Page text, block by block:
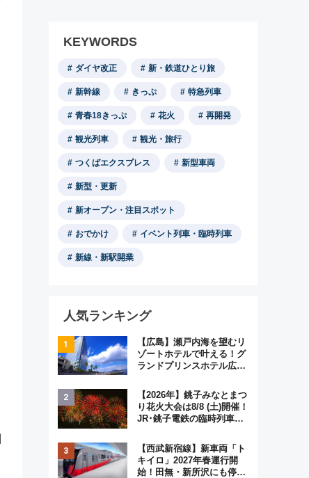
KEYWORDS
ダイヤ改正 新・鉄道ひとり旅
新幹線 きっぷ 特急列車
青春18きっぷ 花火 再開発
観光列車 観光・旅行
つくばエクスプレス 新型車両
新型・更新
新オープン・注目スポット
おでかけ イベント列車・臨時列車
新線・新駅開業
人気ランキング
【広島】瀬戸内海を望むリ
ゾートホテルで叶える！グ
ランドプリンスホテル広島
ジュアルパーティープラン
【2026年】銚子みなとまつ
り花火大会は8/8 (土)開催！
JR･銚子電鉄の臨時列車や
く8,000発の大迫力＆屋台
を満喫
【西武新宿線】新車両「ト
キイロ」2027年春運行開
始！田無・新所沢にも停